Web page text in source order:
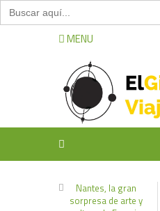
Buscar:
MENU
Nantes, la gran
sorpresa de arte y